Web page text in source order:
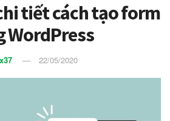
tiết cách tạo form
WordPress
22/05/2020